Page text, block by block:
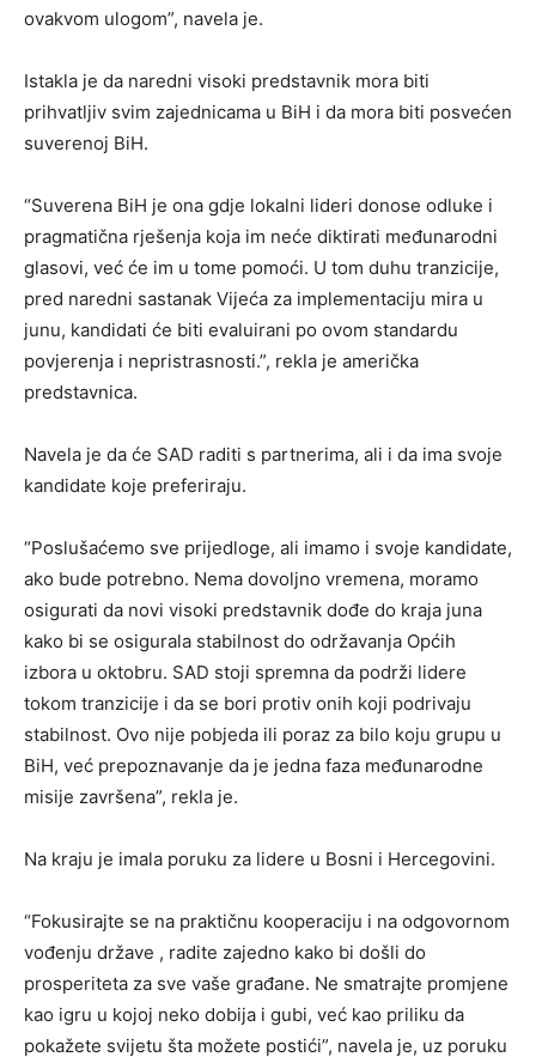
ovakvom ulogom”, navela je.
Istakla je da naredni visoki predstavnik mora biti
prihvatljiv svim zajednicama u BiH i da mora biti posvećen
suverenoj BiH.
“Suverena BiH je ona gdje lokalni lideri donose odluke i
pragmatična rješenja koja im neće diktirati međunarodni
glasovi, već će im u tome pomoći. U tom duhu tranzicije,
pred naredni sastanak Vijeća za implementaciju mira u
junu, kandidati će biti evaluirani po ovom standardu
povjerenja i nepristrasnosti.”, rekla je američka
predstavnica.
Navela je da će SAD raditi s partnerima, ali i da ima svoje
kandidate koje preferiraju.
“Poslušaćemo sve prijedloge, ali imamo i svoje kandidate,
ako bude potrebno. Nema dovoljno vremena, moramo
osigurati da novi visoki predstavnik dođe do kraja juna
kako bi se osigurala stabilnost do održavanja Općih
izbora u oktobru. SAD stoji spremna da podrži lidere
tokom tranzicije i da se bori protiv onih koji podrivaju
stabilnost. Ovo nije pobjeda ili poraz za bilo koju grupu u
BiH, već prepoznavanje da je jedna faza međunarodne
misije završena”, rekla je.
Na kraju je imala poruku za lidere u Bosni i Hercegovini.
“Fokusirajte se na praktičnu kooperaciju i na odgovornom
vođenju države , radite zajedno kako bi došli do
prosperiteta za sve vaše građane. Ne smatrajte promjene
kao igru u kojoj neko dobija i gubi, već kao priliku da
pokažete svijetu šta možete postići”, navela je, uz poruku